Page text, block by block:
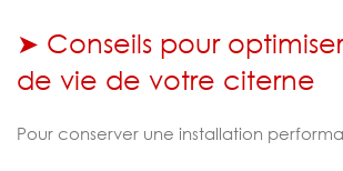
➤ Conseils pour
de vie de votre citerne
Pour conserver une installation